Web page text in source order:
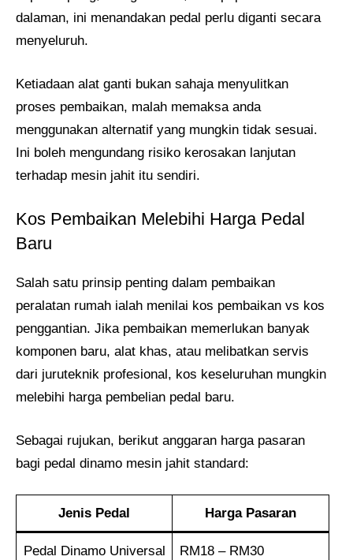
dalaman, ini menandakan pedal perlu diganti secara
menyeluruh.
Ketiadaan alat ganti bukan sahaja menyulitkan
proses pembaikan, malah memaksa anda
menggunakan alternatif yang mungkin tidak sesuai.
Ini boleh mengundang risiko kerosakan lanjutan
terhadap mesin jahit itu sendiri.
Kos Pembaikan Melebihi Harga Pedal
Baru
Salah satu prinsip penting dalam pembaikan
peralatan rumah ialah menilai kos pembaikan vs kos
penggantian. Jika pembaikan memerlukan banyak
komponen baru, alat khas, atau melibatkan servis
dari juruteknik profesional, kos keseluruhan mungkin
melebihi harga pembelian pedal baru.
Sebagai rujukan, berikut anggaran harga pasaran
bagi pedal dinamo mesin jahit standard:
Jenis Pedal Harga Pasaran
Pedal Dinamo Universal RM18 – RM30